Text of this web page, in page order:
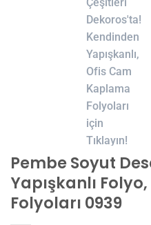
Pembe Soyut
Yapışkanlı
Folyoları 0939